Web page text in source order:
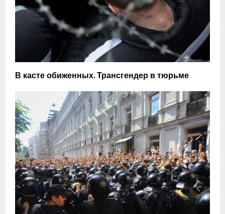
В касте обиженных. Трансгендер в тюрьме